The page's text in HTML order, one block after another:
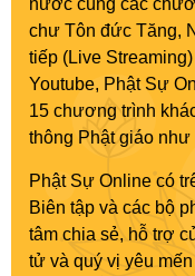
chư Tôn đức Tăng,
tiếp (Live
Youtube, Phật Sự
15 chương trình
thông Phật giáo
Phật Sự Online có
Biên tập và các bộ
tâm chia sẻ, hỗ trợ
tử và quý vị yêu